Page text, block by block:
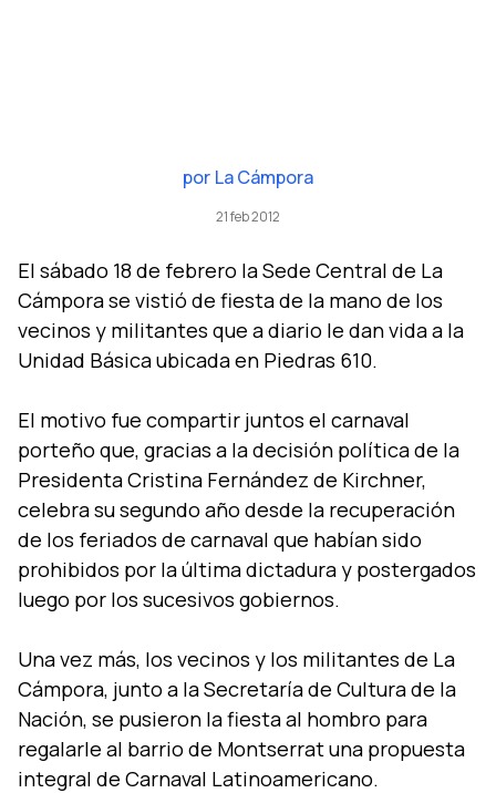
por La Cámpora
21 feb 2012
El sábado 18 de febrero la Sede Central de La
Cámpora se vistió de fiesta de la mano de los
vecinos y militantes que a diario le dan vida a la
Unidad Básica ubicada en Piedras 610.
El motivo fue compartir juntos el carnaval
porteño que, gracias a la decisión polí­tica de la
Presidenta Cristina Fernández de Kirchner,
celebra su segundo año desde la recuperación
de los feriados de carnaval que habí­an sido
prohibidos por la última dictadura y postergados
luego por los sucesivos gobiernos.
Una vez más, los vecinos y los militantes de La
Cámpora, junto a la Secretarí­a de Cultura de la
Nación, se pusieron la fiesta al hombro para
regalarle al barrio de Montserrat una propuesta
integral de Carnaval Latinoamericano.